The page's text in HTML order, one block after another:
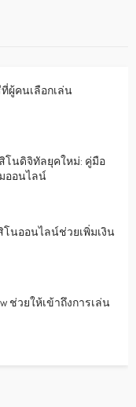
ผู้คนเลือกเล่น
โนดิจิทัลยุคใหม่: คู่มือ
ออนไลน์
นออนไลน์ช่วยเพิ่มเงิน
ช่วยให้เข้าถึงการเล่น